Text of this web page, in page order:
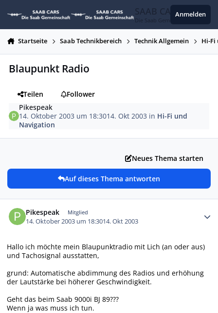
SAAB CARS
Die Saab Gemeinschaft
Anmelden
Startseite Saab Technikbereich Technik Allgemein Hi-Fi
Blaupunkt Radio
Teilen
Follower
Pikespeak
14. Oktober 2003 um 18:3014. Okt 2003 in Hi-Fi und
Navigation
Neues Thema starten
Auf dieses Thema antworten
Pikespeak Mitglied
14. Oktober 2003 um 18:3014. Okt 2003
Hallo ich möchte mein Blaupunktradio mit Lich (an oder aus)
und Tachosignal ausstatten,
grund: Automatische abdimmung des Radios und erhöhung
der Lautstärke bei höherer Geschwindigkeit.
Geht das beim Saab 9000i BJ 89???
Wenn ja was muss ich tun.